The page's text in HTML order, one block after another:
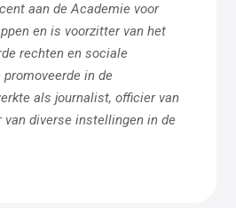
aan de Academie voor
en is voorzitter van het
rechten en sociale
in de
als journalist, officier van
diverse instellingen in de